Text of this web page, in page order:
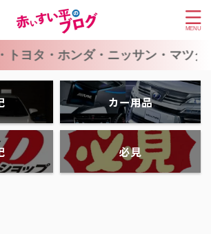
ホンダ・ニッサン・マツダ・スバ
カー用品
必見